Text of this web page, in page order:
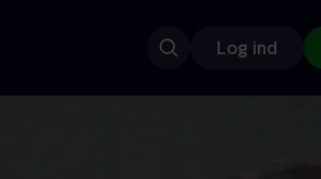
Log ind